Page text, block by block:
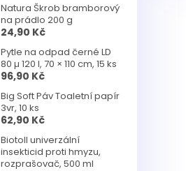
Natura Škrob bramborový
na prádlo 200 g
24,90 Kč
Pytle na odpad černé LD
80 µ 120 l, 70 × 110 cm, 15 ks
96,90 Kč
Big Soft Páv Toaletní papír
3vr, 10 ks
62,90 Kč
Biotoll univerzální
insekticid proti hmyzu,
rozprašovač, 500 ml